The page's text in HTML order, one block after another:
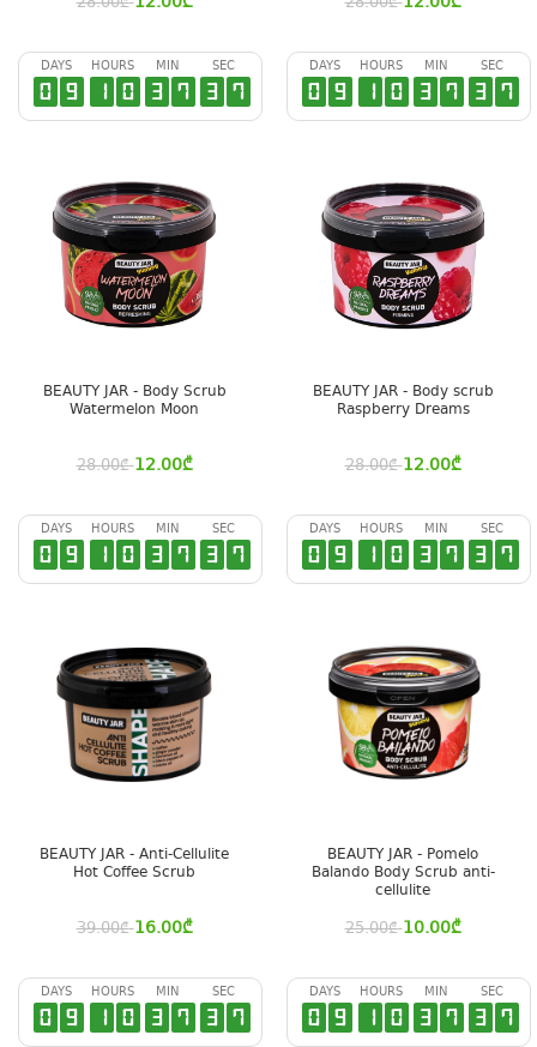
DAYS
0 9
HOURS
1 0
MIN
3 7
SEC
3 6
BEAUTY JAR - Body Scrub
Watermelon Moon
28.00₾ 12.00₾
DAYS
0 9
HOURS
1 0
MIN
3 7
SEC
3 6
BEAUTY JAR - Body scrub
Raspberry Dreams
28.00₾ 12.00₾
DAYS
0 9
HOURS
1 0
MIN
3 7
SEC
3 6
BEAUTY JAR - Anti-Cellulite
Hot Coffee Scrub
39.00₾ 16.00₾
DAYS
0 9
HOURS
1 0
MIN
3 7
SEC
3 6
BEAUTY JAR - Pomelo
Balando Body Scrub anti-
cellulite
25.00₾ 10.00₾
DAYS
0 9
HOURS
1 0
MIN
3 7
SEC
3 6
DAYS
0 9
HOURS
1 0
MIN
3 7
SEC
3 6